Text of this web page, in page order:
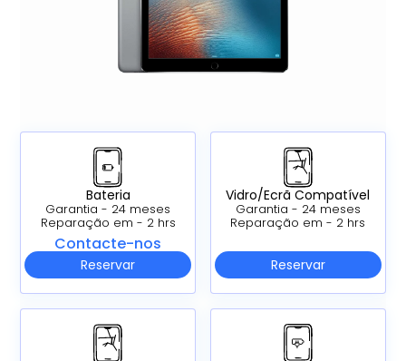
Bateria
Garantia - 24 meses
Reparação em - 2 hrs
Contacte-nos
Reservar
Vidro/Ecrã Compatível
Garantia - 24 meses
Reparação em - 2 hrs
Reservar